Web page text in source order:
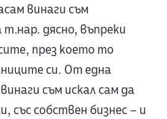
винаги съм
дясно, въпреки
през което то
си. От една
съм искал сам да
със собствен бизнес – и